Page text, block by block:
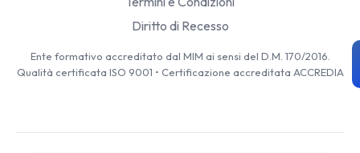
Diritto di Recesso
Ente formativo accreditato dal MIM ai sensi del D.M. 170/2016.
Qualità certificata ISO 9001 • Certificazione accreditata ACCREDIA